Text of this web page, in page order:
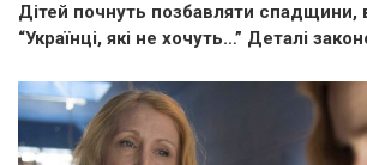
Дітей почнуть позбавляти спадщини,
“Українці, які не хочуть…” Деталі